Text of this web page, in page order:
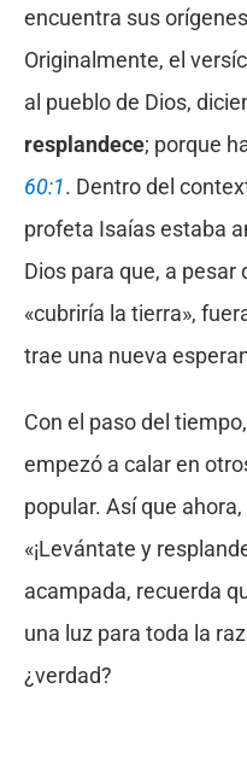
encuentra sus
Originalmente, el
al pueblo de Dios,
resplandece; porque
60:1. Dentro del
profeta Isaías estaba
Dios para que, a pesar
«cubriría la tierra»,
trae una nueva
Con el paso del
empezó a calar en
popular. Así que
«¡Levántate y
acampada, recuerda
una luz para toda la
¿verdad?